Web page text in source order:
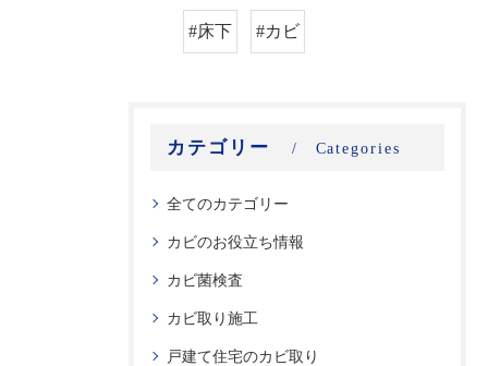
#床下 #カビ
カテゴリー Categories
全てのカテゴリー
カビのお役立ち情報
カビ菌検査
カビ取り施工
戸建て住宅のカビ取り